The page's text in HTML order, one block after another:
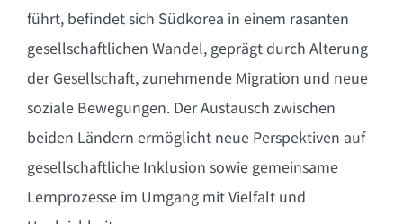
führt, befindet sich Südkorea in einem rasanten
gesellschaftlichen Wandel, geprägt durch Alterung
der Gesellschaft, zunehmende Migration und neue
soziale Bewegungen. Der Austausch zwischen
beiden Ländern ermöglicht neue Perspektiven auf
gesellschaftliche Inklusion sowie gemeinsame
Lernprozesse im Umgang mit Vielfalt und